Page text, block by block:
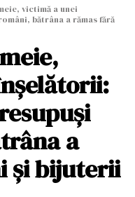
victimă a unei
bătrâna a rămas fără
a
și bijuterii